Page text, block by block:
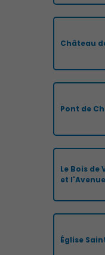
Château
Pont de
Le Bois de
et
Église